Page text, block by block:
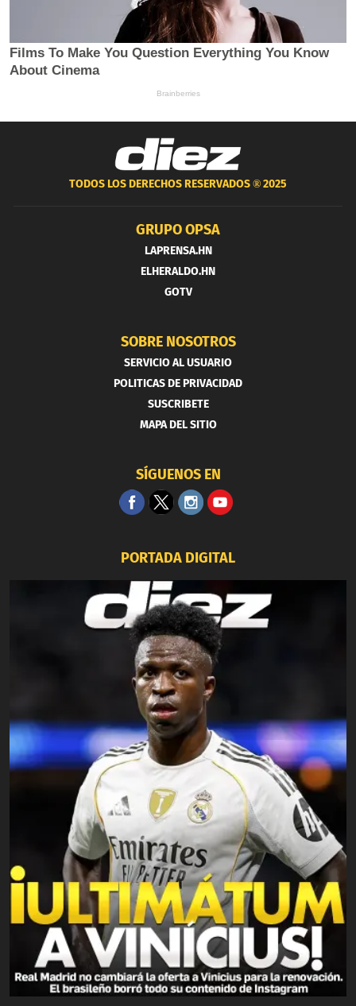
TODOS LOS DERECHOS RESERVADOS ®2025
GRUPO OPSA
LAPRENSA.HN
ELHERALDO.HN
GOTV
SOBRE NOSOTROS
SERVICIO AL USUARIO
POLITICAS DE PRIVACIDAD
SUSCRIBETE
MAPA DEL SITIO
SÍGUENOS EN
PORTADA DIGITAL